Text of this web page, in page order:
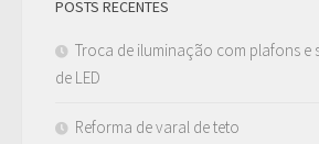
POSTS RECENTES
Troca de iluminação com plafons e
de LED
Reforma de varal de teto